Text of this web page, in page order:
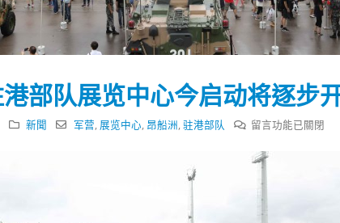
部队展览中心今启动将逐步
新聞 军营, 展览中心, 昂船洲,驻港部队
在
放
留言功能已關閉
首届中国
博览会开幕
選舉日踴躍投票 文: 朱家健